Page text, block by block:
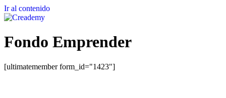
Ir al contenido
Fondo Emprender
[ultimatemember form_id="1423"]